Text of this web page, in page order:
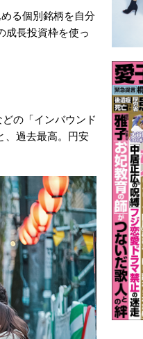
る個別銘柄を自分
成長投資枠を使っ
の「インバウンド
、過去最高。円安